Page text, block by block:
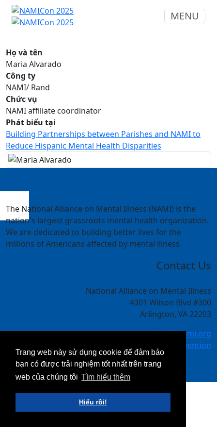
Trang web này sử dụng cookie để đảm bảo
bạn có được trải nghiệm tốt nhất trên trang
web của chúng tôi Tìm hiểu thêm
Hiểu rồi!
MENU
Họ và tên
Maria Alvarado
Công ty
NAMI/ Rand
Chức vụ
NAMI affiliate coordinator
Phát biểu tại
Building Partnerships between Parishes and NAMI to
Reduce Hispanic Mental Health Disparities
The National Alliance on Mental Illness (NAMI) is the
nation's largest grassroots mental health organization.
We are dedicated to building better lives for the
millions of Americans affected by mental illness.
Contact Us
National Alliance on Mental Illness
4301 Wilson Blvd #300
Arlington, VA 22203
meetings@nami.org
NAMI.org/convention